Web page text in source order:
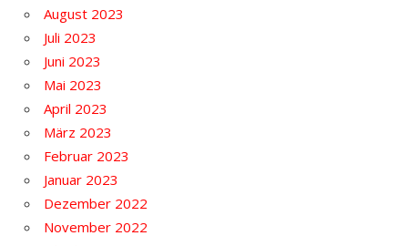
August 2023
Juli 2023
Juni 2023
Mai 2023
April 2023
März 2023
Februar 2023
Januar 2023
Dezember 2022
November 2022